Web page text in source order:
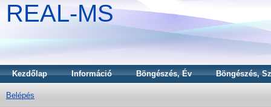
REAL-MS
Kezdőlap Információ Böngészés, Év Böngészés,
Belépés